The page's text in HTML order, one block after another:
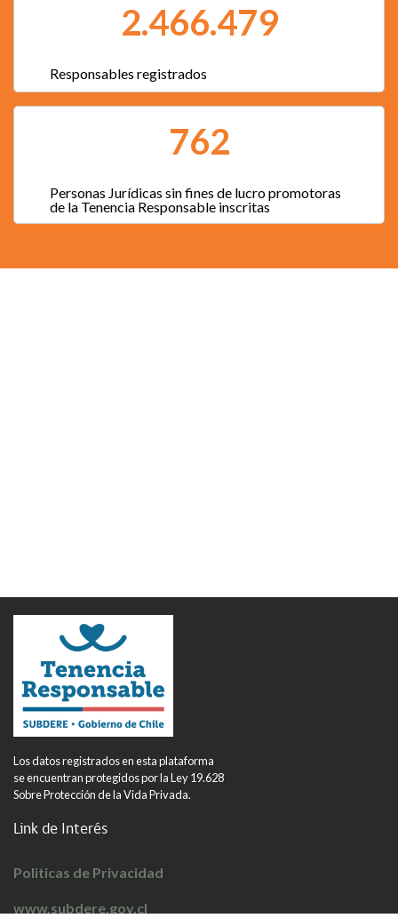
2.466.479
Responsables registrados
762
Personas Jurídicas sin fines de lucro promotoras
de la Tenencia Responsable inscritas
Los datos registrados en esta plataforma
se encuentran protegidos por la Ley 19.628
Sobre Protección de la Vida Privada.
Link de Interés
Politicas de Privacidad
www.subdere.gov.cl